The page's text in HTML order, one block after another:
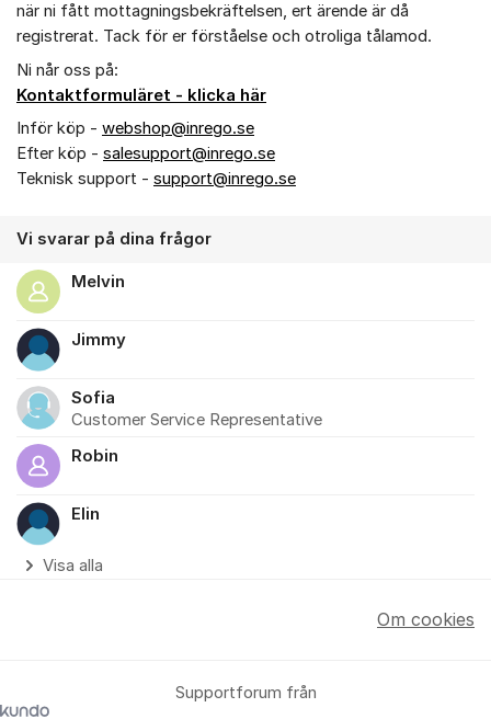
när ni fått mottagningsbekräftelsen, ert ärende är då
registrerat. Tack för er förståelse och otroliga tålamod.
Ni når oss på:
Kontaktformuläret - klicka här
Inför köp - webshop@inrego.se
Efter köp - salesupport@inrego.se
Teknisk support - support@inrego.se
Vi svarar på dina frågor
Melvin
Jimmy
Sofia
Customer Service Representative
Robin
Elin
Visa alla
Supportforum från
Om cookies